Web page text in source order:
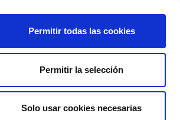
Permitir todas las cookies
Permitir la selección
Solo usar cookies necesarias
AFÍLIATE